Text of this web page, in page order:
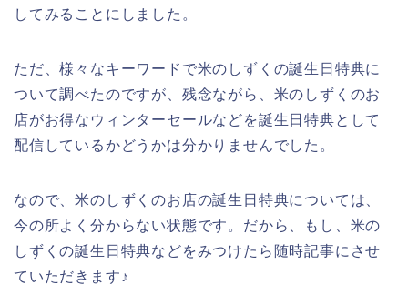
してみることにしました。
ただ、様々なキーワードで米のしずくの誕生日特典に
ついて調べたのですが、残念ながら、米のしずくのお
店がお得なウィンターセールなどを誕生日特典として
配信しているかどうかは分かりませんでした。
なので、米のしずくのお店の誕生日特典については、
今の所よく分からない状態です。だから、もし、米の
しずくの誕生日特典などをみつけたら随時記事にさせ
ていただきます♪